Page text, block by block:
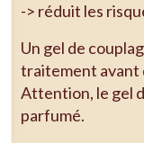
-> réduit les
Un gel de
traitement avant
Attention, le gel
parfumé.